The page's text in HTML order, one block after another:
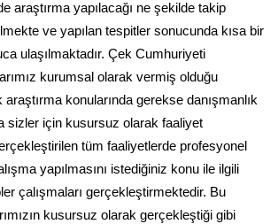
araştırma yapılacağı ne şekilde takip
ve yapılan tespitler sonucunda kısa bir
ulaşılmaktadır. Çek Cumhuriyeti
kurumsal olarak vermiş olduğu
konularında gerekse danışmanlık
sizler için kusursuz olarak faaliyet
tüm faaliyetlerde profesyonel
yapılmasını istediğiniz konu ile ilgili
çalışmaları gerçekleştirmektedir. Bu
kusursuz olarak gerçekleştiği gibi